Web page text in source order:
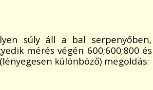
súly áll a bal
mérés végén 600;600;800
különböző) megoldás: